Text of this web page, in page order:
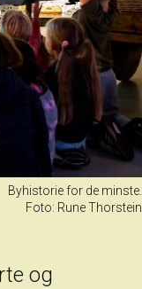
Byhistorie for de minste.
Foto: Rune Thorstein
og